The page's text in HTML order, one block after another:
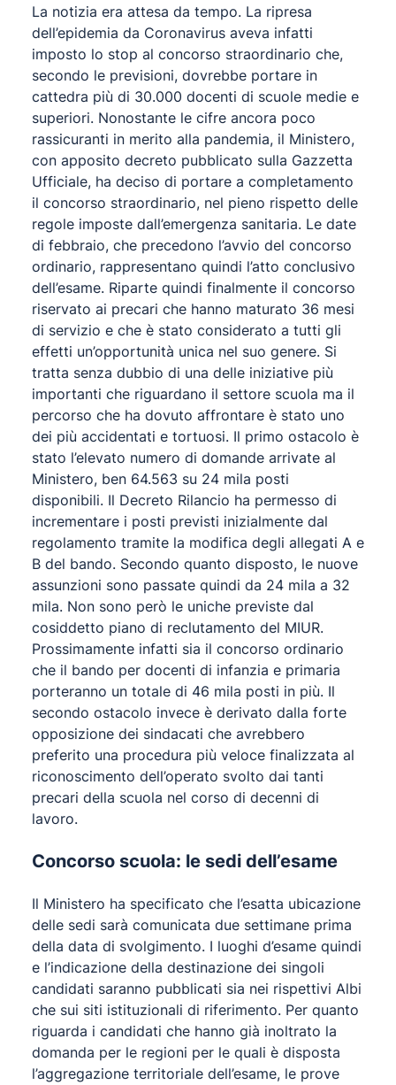
La notizia era attesa da tempo. La ripresa
dell’epidemia da Coronavirus aveva infatti
imposto lo stop al concorso straordinario che,
secondo le previsioni, dovrebbe portare in
cattedra più di 30.000 docenti di scuole medie e
superiori. Nonostante le cifre ancora poco
rassicuranti in merito alla pandemia, il Ministero,
con apposito decreto pubblicato sulla Gazzetta
Ufficiale, ha deciso di portare a completamento
il concorso straordinario, nel pieno rispetto delle
regole imposte dall’emergenza sanitaria. Le date
di febbraio, che precedono l’avvio del concorso
ordinario, rappresentano quindi l’atto conclusivo
dell’esame. Riparte quindi finalmente il concorso
riservato ai precari che hanno maturato 36 mesi
di servizio e che è stato considerato a tutti gli
effetti un’opportunità unica nel suo genere. Si
tratta senza dubbio di una delle iniziative più
importanti che riguardano il settore scuola ma il
percorso che ha dovuto affrontare è stato uno
dei più accidentati e tortuosi. Il primo ostacolo è
stato l’elevato numero di domande arrivate al
Ministero, ben 64.563 su 24 mila posti
disponibili. Il Decreto Rilancio ha permesso di
incrementare i posti previsti inizialmente dal
regolamento tramite la modifica degli allegati A e
B del bando. Secondo quanto disposto, le nuove
assunzioni sono passate quindi da 24 mila a 32
mila. Non sono però le uniche previste dal
cosiddetto piano di reclutamento del MIUR.
Prossimamente infatti sia il concorso ordinario
che il bando per docenti di infanzia e primaria
porteranno un totale di 46 mila posti in più. Il
secondo ostacolo invece è derivato dalla forte
opposizione dei sindacati che avrebbero
preferito una procedura più veloce finalizzata al
riconoscimento dell’operato svolto dai tanti
precari della scuola nel corso di decenni di
lavoro.
Concorso scuola: le sedi dell’esame
Il Ministero ha specificato che l’esatta ubicazione
delle sedi sarà comunicata due settimane prima
della data di svolgimento. I luoghi d’esame quindi
e l’indicazione della destinazione dei singoli
candidati saranno pubblicati sia nei rispettivi Albi
che sui siti istituzionali di riferimento. Per quanto
riguarda i candidati che hanno già inoltrato la
domanda per le regioni per le quali è disposta
l’aggregazione territoriale dell’esame, le prove